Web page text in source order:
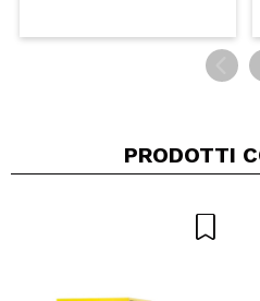
PRODOTTI